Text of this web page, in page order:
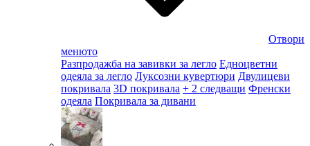
Отвори
менюто
Разпродажба на завивки за легло Едноцветни
одеяла за легло Луксозни кувертюри Двулицеви
покривала 3D покривала + 2 следващи Френски
одеяла Покривала за дивани